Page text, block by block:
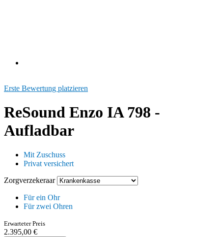
Erste Bewertung platzieren
ReSound Enzo IA 798 -
Aufladbar
Mit Zuschuss
Privat versichert
Zorgverzekeraar
Für ein Ohr
Für zwei Ohren
Erwarteter Preis
2.395,00 €